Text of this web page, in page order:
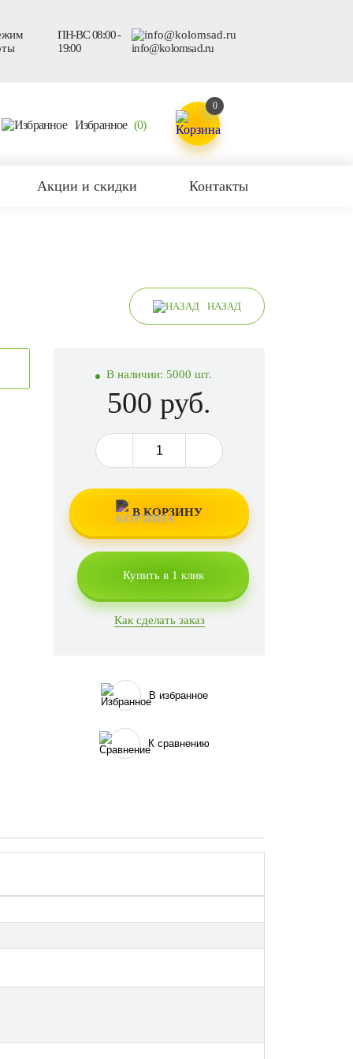
ПН-ВС 08:00 -
19:00
info@kolomsad.ru
Избранное (0)
0
Акции и скидки Контакты
НАЗАД
В наличии: 5000 шт.
500 руб.
В КОРЗИНУ
Купить в 1 клик
Как сделать заказ
В избранное
К сравнению